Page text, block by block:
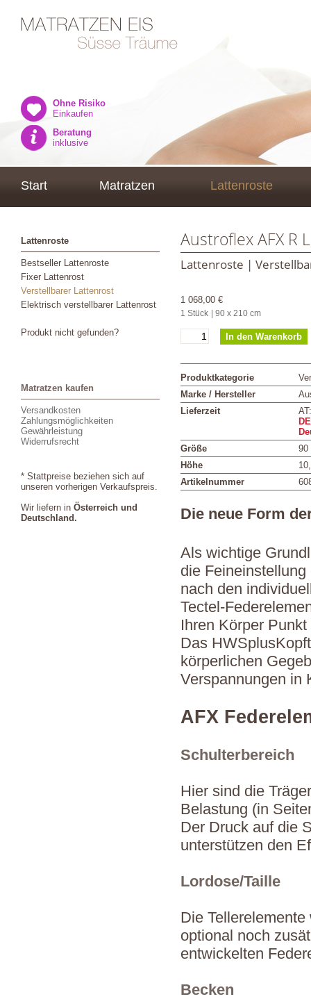
Ohne Risiko
Einkaufen
Beratung
inklusive
Start Matratzen Lattenroste
Lattenroste
Bestseller Lattenroste
Fixer Lattenrost
Verstellbarer Lattenrost
Elektrisch verstellbarer Lattenrost
Produkt nicht gefunden?
Matratzen kaufen
Versandkosten
Zahlungsmöglichkeiten
Gewährleistung
Widerrufsrecht
* Stattpreise beziehen sich auf
unseren vorherigen Verkaufspreis.
Wir liefern in Österreich und
Deutschland.
Austroflex AFX R
Lattenroste |
1 068,00 €
1 Stück | 90 x 210 cm
Produktkategorie
Marke / Hersteller
Lieferzeit
Größe
90
Höhe
Artikelnummer
Die neue Form
Als wichtige
die
nach den
Tectel-
Ihren Körper
Das
körperlichen
Verspannungen in
AFX
Schulterbereich
Hier sind die
Belastung (in
Der Druck auf die
unterstützen den
Lordose/Taille
Die
optional noch
entwickelten
Becken